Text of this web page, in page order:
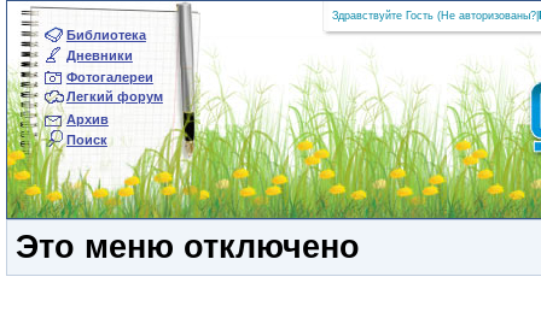
Библиотека
Дневники
Фотогалереи
Легкий форум
Архив
Поиск
Здравствуйте Гость (Не авторизованы?
Это меню отключено